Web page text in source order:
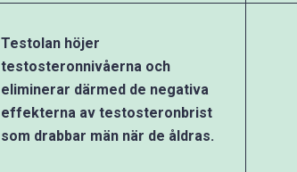
Testolan höjer
testosteronnivåerna och
eliminerar därmed de negativa
effekterna av testosteronbrist
som drabbar män när de åldras.